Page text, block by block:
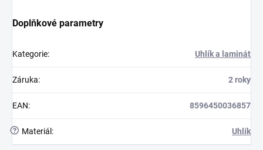
Doplňkové parametry
Kategorie: Uhlík a laminát
Záruka: 2 roky
EAN: 8596450036857
? Materiál : Uhlík